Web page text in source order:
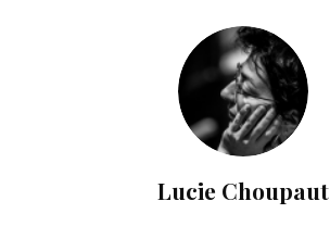
Lucie Choupaut